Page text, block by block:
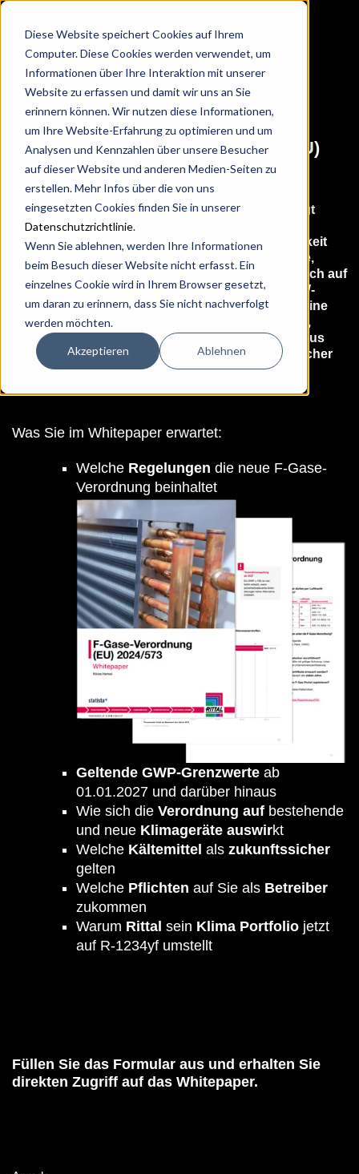
Diese Website speichert Cookies auf Ihrem
Computer. Diese Cookies werden verwendet, um
Informationen über Ihre Interaktion mit unserer
Website zu erfassen und damit wir uns an Sie
erinnern können. Wir nutzen diese Informationen,
um Ihre Website-Erfahrung zu optimieren und um
Analysen und Kennzahlen über unsere Besucher
auf dieser Website und anderen Medien-Seiten zu
erstellen. Mehr Infos über die von uns
eingesetzten Cookies finden Sie in unserer
Datenschutzrichtlinie.
Wenn Sie ablehnen, werden Ihre Informationen
beim Besuch dieser Website nicht erfasst. Ein
einzelnes Cookie wird in Ihrem Browser gesetzt,
um daran zu erinnern, dass Sie nicht nachverfolgt
werden möchten.
Akzeptieren Ablehnen
Whitepaper: F-Gase-Verordnung (EU)
2024/573
Die neue F-Gase-Verordnung (EU) 2024/573 bringt
weitreichende Änderungen für den Einsatz, die
Inverkehrbringung und die zukünftige Verfügbarkeit
fluorierter Kältemittel. Unternehmen aus Industrie,
Maschinenbau und Schaltschrankbau müssen sich auf
strengere GWP-Grenzwerte und reduzierte HFKW-
Quoten einstellen. Unser Whitepaper gibt Ihnen eine
kompakte, praxisnahe Orientierung und zeigt auf,
welche Anforderungen ab 2027 und darüber hinaus
gelten und wie Sie Ihre Kühllösungen zukunftssicher
aufstellen.
Was Sie im Whitepaper erwartet:
Welche Regelungen die neue F-Gase-
Verordnung beinhaltet
Geltende GWP-Grenzwerte ab
01.01.2027 und darüber hinaus
Wie sich die Verordnung auf bestehende
und neue Klimageräte auswirkt
Welche Kältemittel als zukunftssicher
gelten
Welche Pflichten auf Sie als Betreiber
zukommen
Warum Rittal sein Klima Portfolio jetzt
auf R-1234yf umstellt
Füllen Sie das Formular aus und erhalten Sie
direkten Zugriff auf das Whitepaper.